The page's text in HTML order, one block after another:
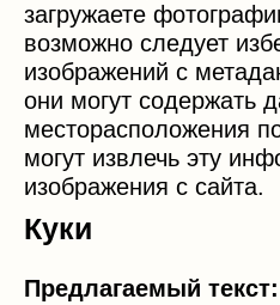
загружаете
возможно следует
изображений с
они могут содержать
месторасположения
могут извлечь эту
изображения с сайта.
Куки
Предлагаемый текст: